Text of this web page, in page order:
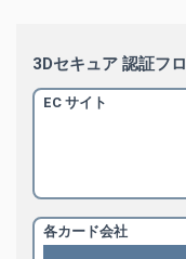
3Dセキュア 認証フ
EC サイト
各カード会社